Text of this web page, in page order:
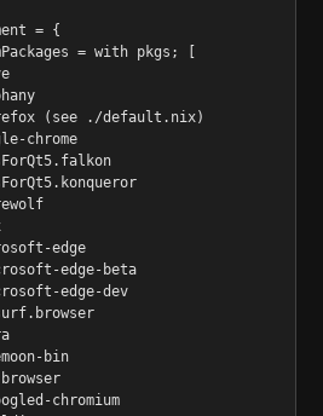
= {
= with pkgs; [
(see ./default.nix)
chrome
edge
edge-beta
edge-dev
bin
chromium